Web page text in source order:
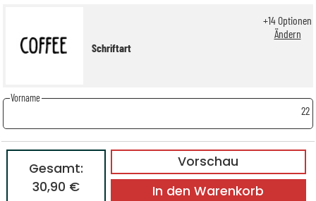
Schriftart
+14Optionen
Ändern
Vorname
22
Vorschau
Gesamt:
30,90 €
In den Warenkorb